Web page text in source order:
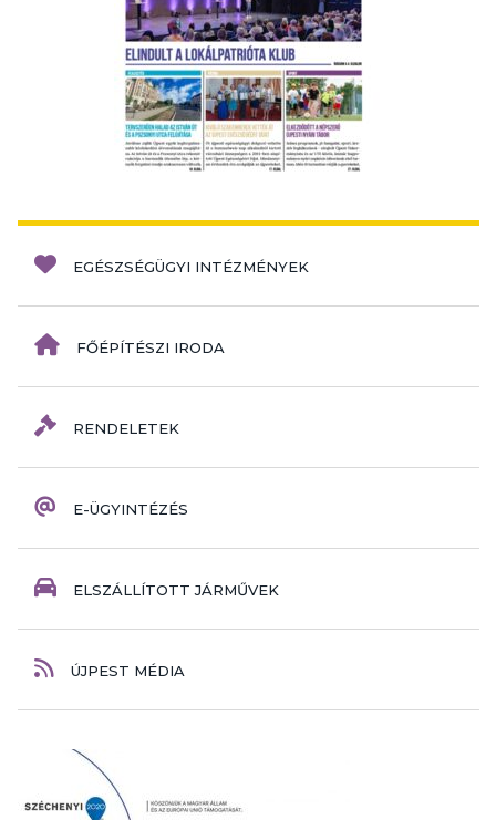
EGÉSZSÉGÜGYI INTÉZMÉNYEK
FŐÉPÍTÉSZI IRODA
RENDELETEK
E-ÜGYINTÉZÉS
ELSZÁLLÍTOTT JÁRMŰVEK
ÚJPEST MÉDIA